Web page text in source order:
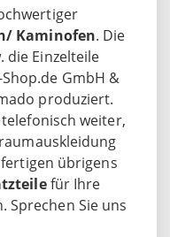
Kaminofen. Die
die Einzelteile
GmbH &
produziert.
weiter,
übrigens
für Ihre
Sprechen Sie uns